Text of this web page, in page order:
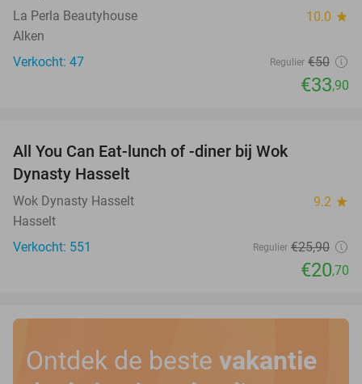
La Perla Beautyhouse 10.0 star
Alken
Verkocht: 47
Regulier €50
€33,90
All You Can Eat-lunch of -diner bij Wok
Dynasty Hasselt
Wok Dynasty Hasselt 9.2 star
Hasselt
Verkocht: 551
Regulier €25,90
€20,70
Ontdek de beste vakantie